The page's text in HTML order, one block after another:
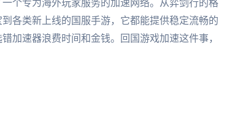
个专为海外玩家服务的加速网络。从弈剑行的格
各类新上线的国服手游，它都能提供稳定流畅的
加速器浪费时间和金钱。回国游戏加速这件事，